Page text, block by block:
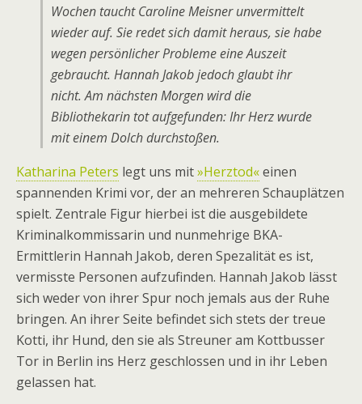
Wochen taucht Caroline Meisner unvermittelt
wieder auf. Sie redet sich damit heraus, sie habe
wegen persönlicher Probleme eine Auszeit
gebraucht. Hannah Jakob jedoch glaubt ihr
nicht. Am nächsten Morgen wird die
Bibliothekarin tot aufgefunden: Ihr Herz wurde
mit einem Dolch durchstoßen.
Katharina Peters legt uns mit»Herztod«einen
spannenden Krimi vor, der an mehreren Schauplätzen
spielt. Zentrale Figur hierbei ist die ausgebildete
Kriminalkommissarin und nunmehrige BKA-
Ermittlerin Hannah Jakob, deren Spezalität es ist,
vermisste Personen aufzufinden. Hannah Jakob lässt
sich weder von ihrer Spur noch jemals aus der Ruhe
bringen. An ihrer Seite befindet sich stets der treue
Kotti, ihr Hund, den sie als Streuner am Kottbusser
Tor in Berlin ins Herz geschlossen und in ihr Leben
gelassen hat.